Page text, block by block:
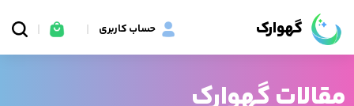
گهوارک حساب کاربری
مقالات گهوارک